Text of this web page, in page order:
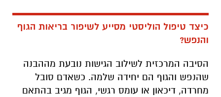
כיצד טיפול הוליסטי מסייע לשיפור בריאות הגוף
והנפש?
הסיבה המרכזית לשילוב הגישות נובעת מההבנה
שהנפש והגוף הם יחידה שלמה. כשאדם סובל
מחרדה, דיכאון או עומס רגשי, הגוף מגיב בהתאם